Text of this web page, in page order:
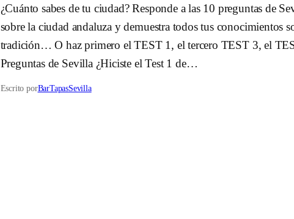
¿Cuánto sabes de tu ciudad? Responde a las 10 preguntas de
sobre la ciudad andaluza y demuestra todos tus conocimientos
tradición… O haz primero el TEST 1, el tercero TEST 3, el
Preguntas de Sevilla ¿Hiciste el Test 1 de…
Escrito porBarTapasSevilla